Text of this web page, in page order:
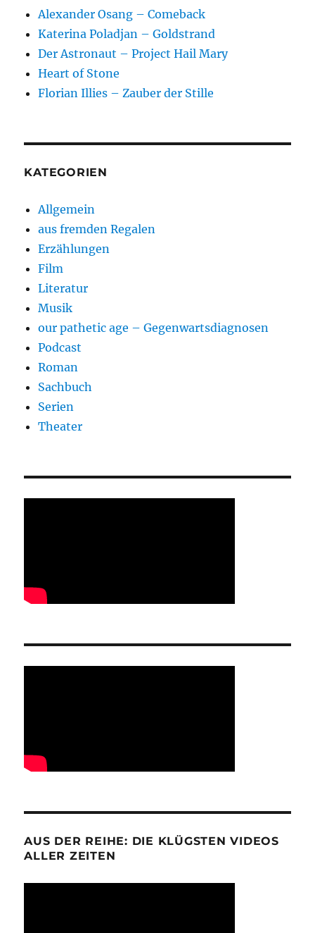
Alexander Osang – Comeback
Katerina Poladjan – Goldstrand
Der Astronaut – Project Hail Mary
Heart of Stone
Florian Illies – Zauber der Stille
KATEGORIEN
Allgemein
aus fremden Regalen
Erzählungen
Film
Literatur
Musik
our pathetic age – Gegenwartsdiagnosen
Podcast
Roman
Sachbuch
Serien
Theater
AUS DER REIHE: DIE KLÜGSTEN VIDEOS
ALLER ZEITEN